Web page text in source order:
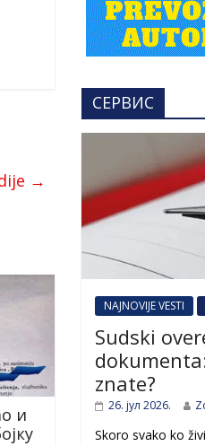
→
и
СЕРВИС
NAJNOVIJE VESTI
Sudski
znate?
26. јул 2026.
Skoro svako ko